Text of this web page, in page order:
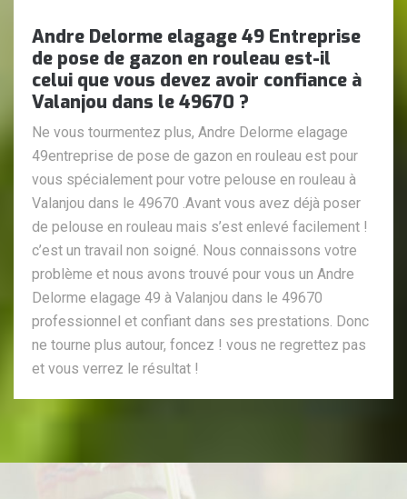
Andre Delorme elagage 49 Entreprise
de pose de gazon en rouleau est-il
celui que vous devez avoir confiance à
Valanjou dans le 49670 ?
Ne vous tourmentez plus, Andre Delorme elagage
49entreprise de pose de gazon en rouleau est pour
vous spécialement pour votre pelouse en rouleau à
Valanjou dans le 49670 .Avant vous avez déjà poser
de pelouse en rouleau mais s’est enlevé facilement !
c’est un travail non soigné. Nous connaissons votre
problème et nous avons trouvé pour vous un Andre
Delorme elagage 49 à Valanjou dans le 49670
professionnel et confiant dans ses prestations. Donc
ne tourne plus autour, foncez ! vous ne regrettez pas
et vous verrez le résultat !